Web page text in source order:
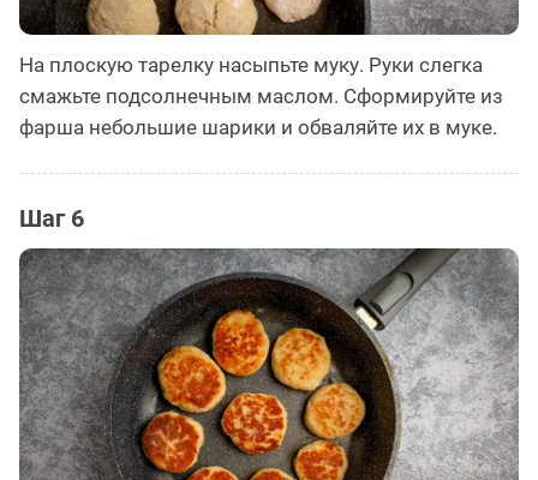
На плоскую тарелку насыпьте муку. Руки слегка
смажьте подсолнечным маслом. Сформируйте из
фарша небольшие шарики и обваляйте их в муке.
Шаг 6